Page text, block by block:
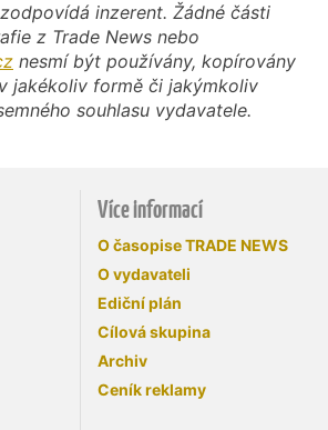
inzerent. Žádné části
z Trade News nebo
nesmí být používány, kopírovány
jakékoliv formě či jakýmkoliv
souhlasu vydavatele.
Více informací
O časopise TRADE NEWS
O vydavateli
Ediční plán
Cílová skupina
Archiv
Ceník reklamy